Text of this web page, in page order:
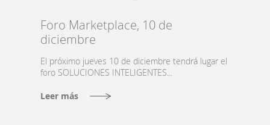
Foro Marketplace, 10 de
diciembre
El próximo jueves 10 de diciembre tendrá lugar el
foro SOLUCIONES INTELIGENTES...
Leer más